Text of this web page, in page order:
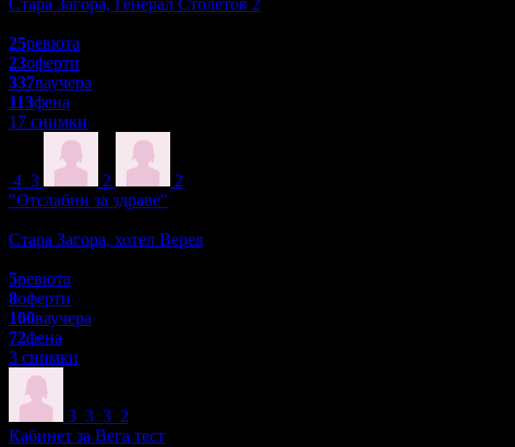
Стара Загора, Генерал Столетов 2
25ревюта
23оферти
337ваучера
113фена
17 снимки
4 3 2
2
"Отслабни за здраве"
Стара Загора, хотел Верея
5ревюта
8оферти
100ваучера
72фена
3 снимки
3 3 3 2
Кабинет за Вега тест